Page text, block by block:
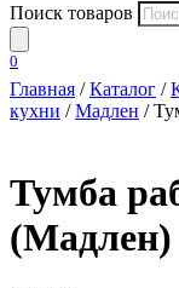
Поиск товаров
0
Главная /Каталог /
кухни /Мадлен /
Тумба
(Мадлен)